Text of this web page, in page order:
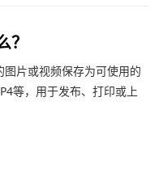
图片或视频保存为可使用的
等，用于发布、打印或上